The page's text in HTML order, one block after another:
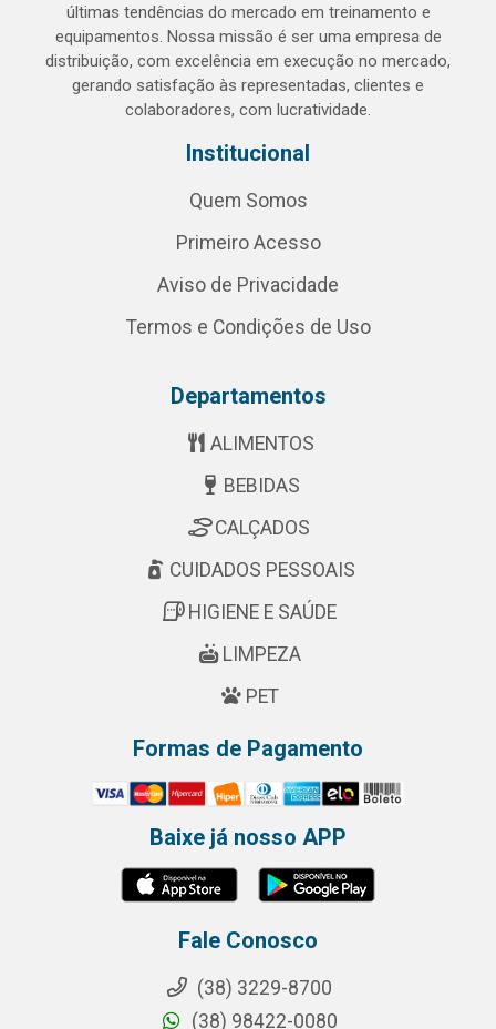
últimas tendências do mercado em treinamento e
equipamentos. Nossa missão é ser uma empresa de
distribuição, com excelência em execução no mercado,
gerando satisfação às representadas, clientes e
colaboradores, com lucratividade.
Institucional
Quem Somos
Primeiro Acesso
Aviso de Privacidade
Termos e Condições de Uso
Departamentos
ALIMENTOS
BEBIDAS
CALÇADOS
CUIDADOS PESSOAIS
HIGIENE E SAÚDE
LIMPEZA
PET
Formas de Pagamento
Baixe já nosso APP
Fale Conosco
(38) 3229-8700
(38) 98422-0080